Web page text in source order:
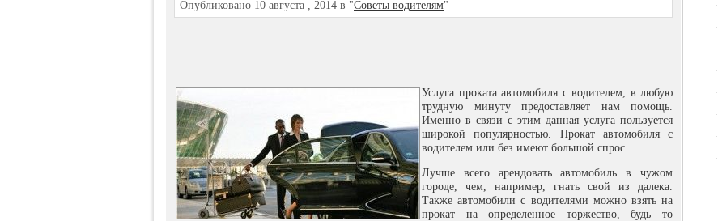
Опубликовано 10 августа , 2014 в "Советы водителям"
Услуга проката автомобиля с водителем, в любую
трудную минуту предоставляет нам помощь.
Именно в связи с этим данная услуга пользуется
широкой популярностью. Прокат автомобиля с
водителем или без имеют большой спрос.
Лучше всего арендовать автомобиль в чужом
городе, чем, например, гнать свой из далека.
Также автомобили с водителями можно взять на
прокат на определенное торжество, будь то